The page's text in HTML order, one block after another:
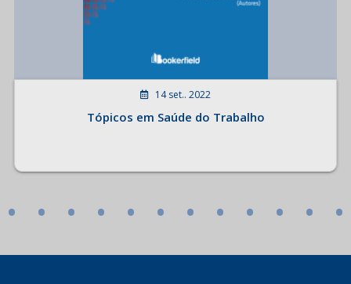
14 set.. 2022
Tópicos em Saúde do Trabalho
• • • • • • • • • • • •